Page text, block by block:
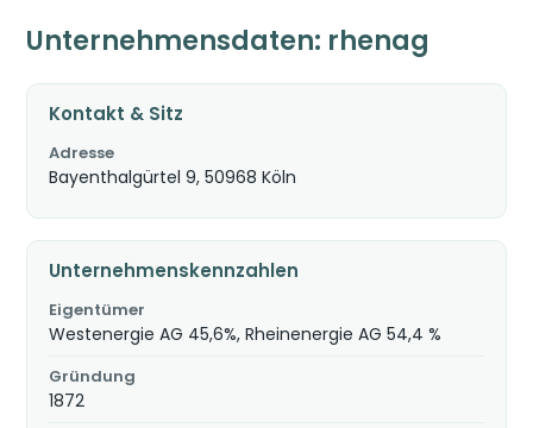
Unternehmensdaten: rhenag
Kontakt & Sitz
Adresse
Bayenthalgürtel 9, 50968 Köln
Unternehmenskennzahlen
Eigentümer
Westenergie AG 45,6%, Rheinenergie AG 54,4 %
Gründung
1872